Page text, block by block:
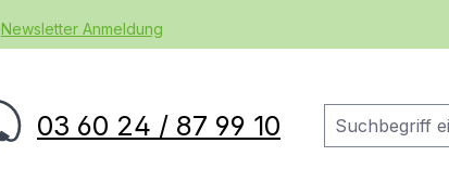
Newsletter Anmeldung
03 60 24 / 87 99 10